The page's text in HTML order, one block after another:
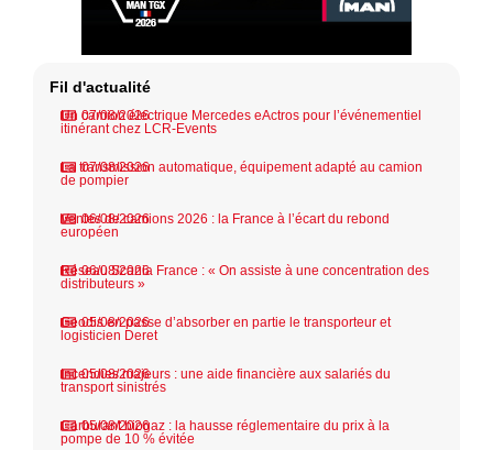
Fil d'actualité
07/08/2026
Un camion électrique Mercedes eActros pour l’événementiel
itinérant chez LCR-Events
07/08/2026
La transmission automatique, équipement adapté au camion
de pompier
06/08/2026
Ventes de camions 2026 : la France à l’écart du rebond
européen
06/08/2026
Réseau Scania France : « On assiste à une concentration des
distributeurs »
05/08/2026
Geodis en passe d’absorber en partie le transporteur et
logisticien Deret
05/08/2026
Incendies majeurs : une aide financière aux salariés du
transport sinistrés
05/08/2026
Carburant biogaz : la hausse réglementaire du prix à la
pompe de 10 % évitée